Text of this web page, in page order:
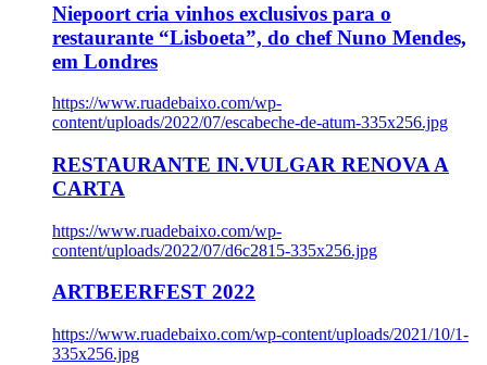
Niepoort cria vinhos exclusivos para o
restaurante “Lisboeta”, do chef Nuno Mendes,
em Londres
https://www.ruadebaixo.com/wp-
content/uploads/2022/07/escabeche-de-atum-335x256.jpg
RESTAURANTE IN.VULGAR RENOVA A
CARTA
https://www.ruadebaixo.com/wp-
content/uploads/2022/07/d6c2815-335x256.jpg
ARTBEERFEST 2022
https://www.ruadebaixo.com/wp-content/uploads/2021/10/1-
335x256.jpg